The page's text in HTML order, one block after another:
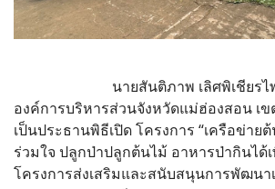
นายสันติภาพ เลิศพิเชียรไพบู
องค์การบริหารส่วนจังหวัดแม่ฮ่องสอน เข
เป็นประธานพิธีเปิด โครงการ “เครือข่าย
ร่วมใจ ปลูกป่าปลูกต้นไม้ อาหารป่ากินได้
โครงการส่งเสริมและสนับสนุนการพัฒนา